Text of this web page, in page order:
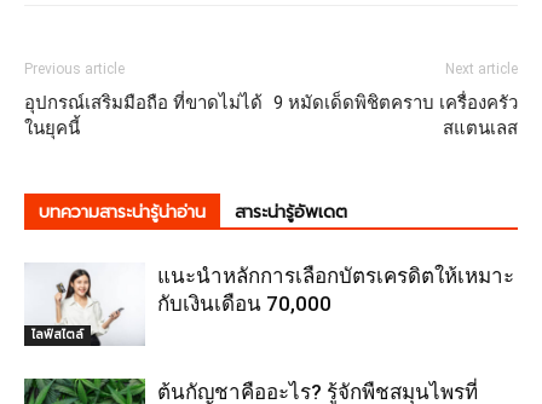
Previous article
อุปกรณ์เสริมมือถือ ที่ขาดไม่ได้
ในยุคนี้
Next article
9 หมัดเด็ดพิชิตคราบ เครื่องครัว
สแตนเลส
บทความสาระน่ารู้น่าอ่าน สาระน่ารู้อัพเดต
ไลฟ์สไตล์
แนะนำหลักการเลือกบัตรเครดิตให้เหมาะ
กับเงินเดือน 70,000
ต้นกัญชาคืออะไร? รู้จักพืชสมุนไพรที่